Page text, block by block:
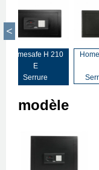
Homesafe H 210
E
Serrure
modèle